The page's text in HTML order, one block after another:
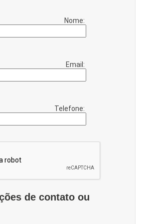
Nome:
Email:
Telefone:
de contato ou